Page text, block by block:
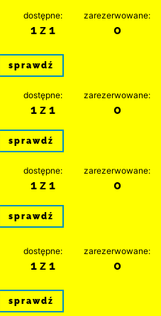
dostępne:
1 z 1
zarezerwowane:
0
sprawdź
dostępne:
1 z 1
zarezerwowane:
0
sprawdź
dostępne:
1 z 1
zarezerwowane:
0
sprawdź
dostępne:
1 z 1
zarezerwowane:
0
sprawdź